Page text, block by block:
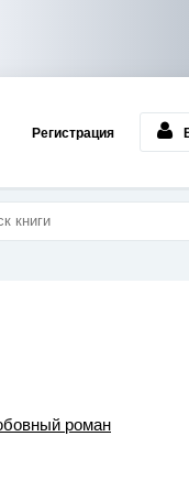
Регистрация
роман